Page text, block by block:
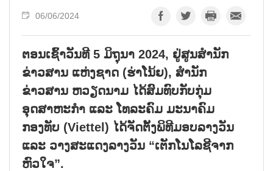
06/06/2024
ຕອນເຊົ້າວັນທີ 5 ມິຖຸນາ 2024, ຢູ່ສູນສຳນັກ
ຂ່າວສານ ແຫ່ງຊາດ (ຮ່າໂນ້ຍ), ສຳນັກ
ຂ່າວສານ ຫວຽດນາມ ໄດ້ສົມທົບກັບກຸ່ມ
ອຸດສາຫະກຳ ແລະ ໂທລະຄົມ ມະນາຄົມ
ກອງທັບ (Viettel) ໄດ້ຈັດຕັ້ງພິທີມອບລາງວັນ
ແລະ ວາງສະແດງລາງວັນ “ເຕັກໂນໂລຊີຈາກ
ຫົວໃຈ”.